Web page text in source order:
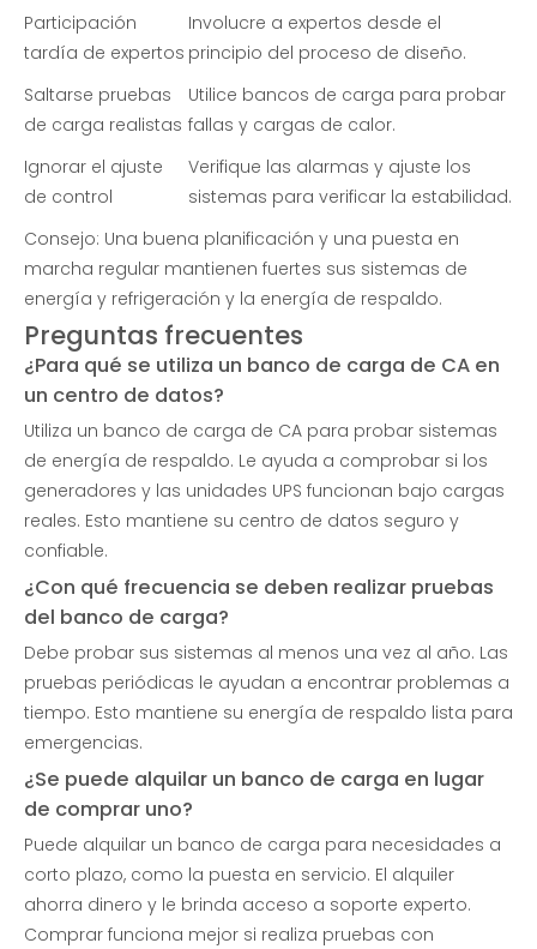
Participación
tardía de expertos
Involucre a expertos desde el
principio del proceso de diseño.
Saltarse pruebas
de carga realistas
Utilice bancos de carga para probar
fallas y cargas de calor.
Ignorar el ajuste
de control
Verifique las alarmas y ajuste los
sistemas para verificar la estabilidad.
Consejo: Una buena planificación y una puesta en
marcha regular mantienen fuertes sus sistemas de
energía y refrigeración y la energía de respaldo.
Preguntas frecuentes
¿Para qué se utiliza un banco de carga de CA en
un centro de datos?
Utiliza un banco de carga de CA para probar sistemas
de energía de respaldo. Le ayuda a comprobar si los
generadores y las unidades UPS funcionan bajo cargas
reales. Esto mantiene su centro de datos seguro y
confiable.
¿Con qué frecuencia se deben realizar pruebas
del banco de carga?
Debe probar sus sistemas al menos una vez al año. Las
pruebas periódicas le ayudan a encontrar problemas a
tiempo. Esto mantiene su energía de respaldo lista para
emergencias.
¿Se puede alquilar un banco de carga en lugar
de comprar uno?
Puede alquilar un banco de carga para necesidades a
corto plazo, como la puesta en servicio. El alquiler
ahorra dinero y le brinda acceso a soporte experto.
Comprar funciona mejor si realiza pruebas con